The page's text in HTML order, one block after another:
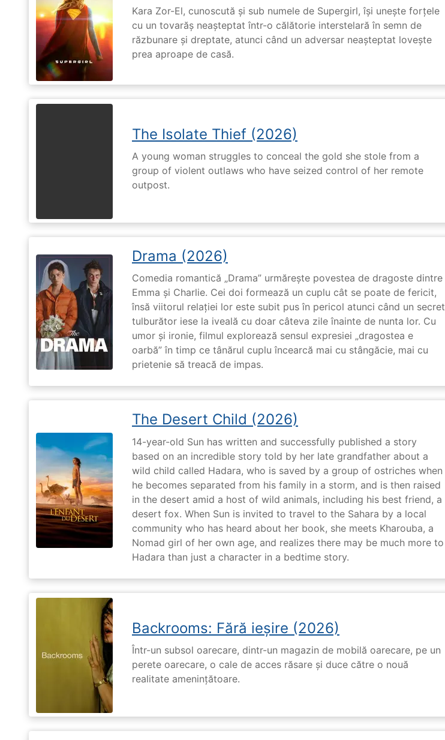
Kara Zor-El, cunoscută și sub numele de Supergirl, își unește forțele
cu un tovarăș neașteptat într-o călătorie interstelară în semn de
răzbunare și dreptate, atunci când un adversar neașteptat lovește
prea aproape de casă.
The Isolate Thief (2026)
A young woman struggles to conceal the gold she stole from a
group of violent outlaws who have seized control of her remote
outpost.
Drama (2026)
Comedia romantică „Drama” urmărește povestea de dragoste dintre
Emma și Charlie. Cei doi formează un cuplu cât se poate de fericit,
însă viitorul relației lor este subit pus în pericol atunci când un secret
tulburător iese la iveală cu doar câteva zile înainte de nunta lor. Cu
umor și ironie, filmul explorează sensul expresiei „dragostea e
oarbă” în timp ce tânărul cuplu încearcă mai cu stângăcie, mai cu
prietenie să treacă de impas.
The Desert Child (2026)
14-year-old Sun has written and successfully published a story
based on an incredible story told by her late grandfather about a
wild child called Hadara, who is saved by a group of ostriches when
he becomes separated from his family in a storm, and is then raised
in the desert amid a host of wild animals, including his best friend, a
desert fox. When Sun is invited to travel to the Sahara by a local
community who has heard about her book, she meets Kharouba, a
Nomad girl of her own age, and realizes there may be much more to
Hadara than just a character in a bedtime story.
Backrooms: Fără ieșire (2026)
Într-un subsol oarecare, dintr-un magazin de mobilă oarecare, pe un
perete oarecare, o cale de acces răsare și duce către o nouă
realitate amenințătoare.